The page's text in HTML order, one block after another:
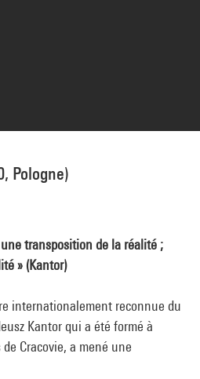
Pologne)
transposition de la réalité ;
» (Kantor)
internationalement reconnue du
Kantor qui a été formé à
Cracovie, a mené une
MNAM-CCI/Philippe Migeat/Dist.